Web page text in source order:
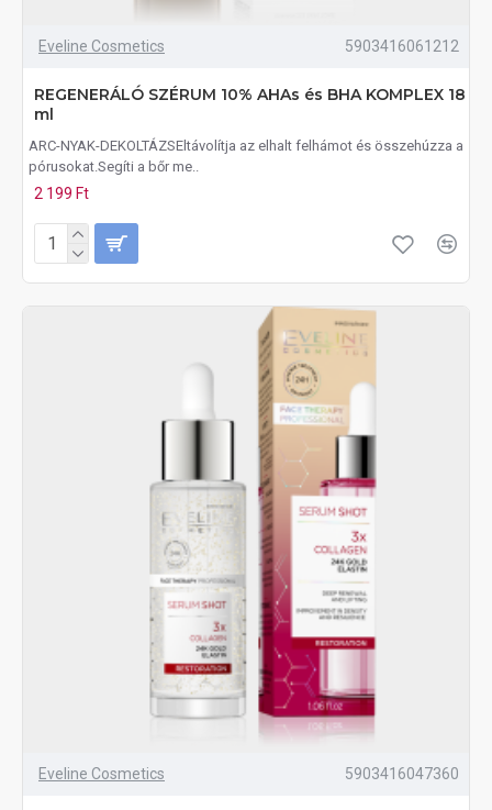
Eveline Cosmetics 5903416061212
REGENERÁLÓ SZÉRUM 10% AHAs és BHA KOMPLEX 18
ml
ARC-NYAK-DEKOLTÁZSEltávolítja az elhalt felhámot és összehúzza a
pórusokat.Segíti a bőr me..
2 199 Ft
Eveline Cosmetics 5903416047360